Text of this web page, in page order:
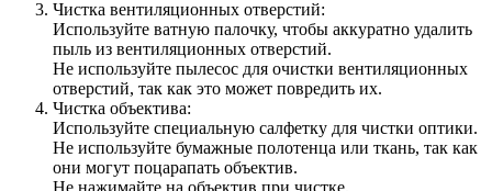
Чистка вентиляционных отверстий:
Используйте ватную палочку, чтобы аккуратно удалить
пыль из вентиляционных отверстий.
Не используйте пылесос для очистки вентиляционных
отверстий, так как это может повредить их.
Чистка объектива:
Используйте специальную салфетку для чистки оптики.
Не используйте бумажные полотенца или ткань, так как
они могут поцарапать объектив.